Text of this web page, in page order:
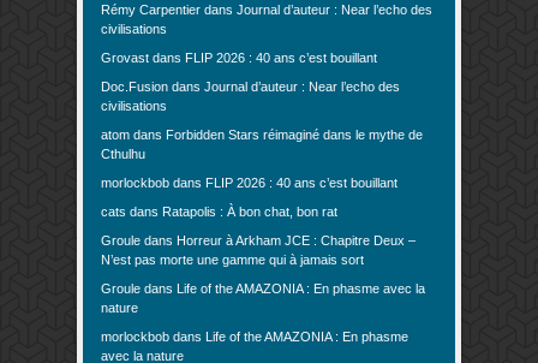
Rémy Carpentier dans Journal d’auteur : Near l’echo des
civilisations
Grovast dans FLIP 2026 : 40 ans c’est bouillant
Doc.Fusion dans Journal d’auteur : Near l’echo des
civilisations
atom dans Forbidden Stars réimaginé dans le mythe de
Cthulhu
morlockbob dans FLIP 2026 : 40 ans c’est bouillant
cats dans Ratapolis : À bon chat, bon rat
Groule dans Horreur à Arkham JCE : Chapitre Deux –
N’est pas morte une gamme qui à jamais sort
Groule dans Life of the AMAZONIA : En phasme avec la
nature
morlockbob dans Life of the AMAZONIA : En phasme
avec la nature